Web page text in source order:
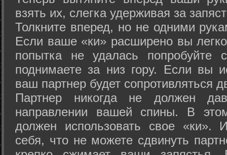
взять их, слегка удерживая за
Толкните вперед, но не одними
Если ваше «ки» расширено вы
попытка не удалась попробуйте
поднимаете за низ гору. Если вы
ваш партнер будет сопротивляться
Партнер никогда не должен
направлении вашей спины. В
должен использовать свое «ки».
себя, что не можете сдвинуть